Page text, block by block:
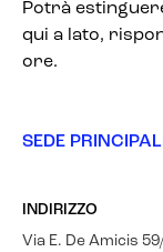
Potrà
qui a lato,
ore.
SEDE
INDIRIZZO
Via E. De Amicis